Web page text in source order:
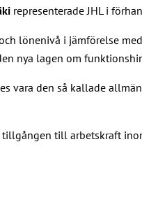
representerade JHL i
lönenivå i jämförelse
nya lagen om
vara den så kallade
till arbetskraft